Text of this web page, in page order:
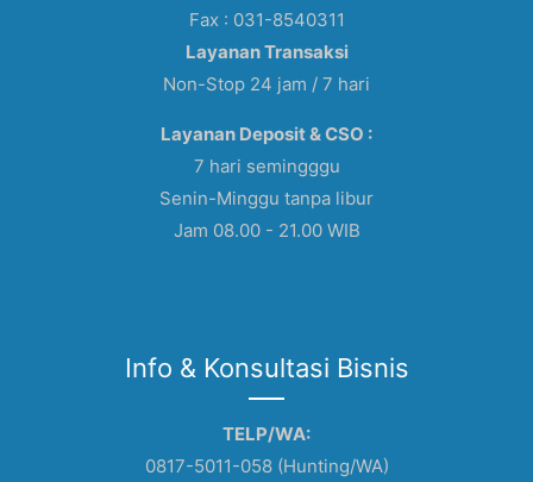
Fax : 031-8540311
Layanan Transaksi
Non-Stop 24 jam / 7 hari
Layanan Deposit & CSO :
7 hari semingggu
Senin-Minggu tanpa libur
Jam 08.00 - 21.00 WIB
Info & Konsultasi Bisnis
TELP/WA:
0817-5011-058 (Hunting/WA)